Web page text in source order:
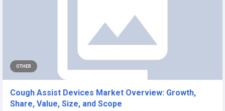
OTHER
Cough Assist Devices Market Overview: Growth,
Share, Value, Size, and Scope